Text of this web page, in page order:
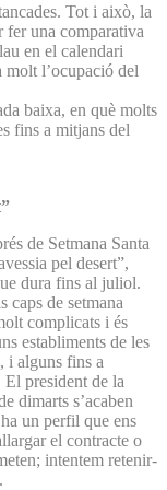
Tot i això, la
fer una comparativa
en el calendari
molt l’ocupació del
baixa, en què molts
fins a mitjans del
de Setmana Santa
pel desert”,
dura fins al juliol.
caps de setmana
complicats i és
establiments de les
i alguns fins a
El president de la
dimarts s’acaben
un perfil que ens
el contracte o
intentem retenir-